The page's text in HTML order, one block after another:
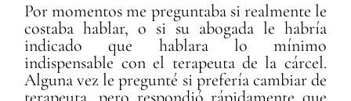
Por momentos me preguntaba si realmente le
costaba hablar, o si su abogada le habría
indicado que hablara lo mínimo
indispensable con el terapeuta de la cárcel.
Alguna vez le pregunté si prefería cambiar de